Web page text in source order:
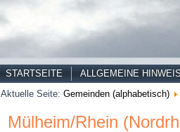
STARTSEITE ALLGEMEINE
Aktuelle Seite: Gemeinden (alphabetisch)
Mülheim/Rhein